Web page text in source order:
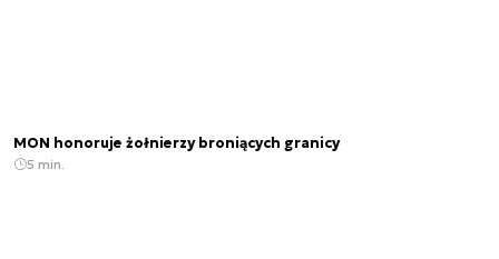
MON honoruje żołnierzy broniących granicy
5 min.